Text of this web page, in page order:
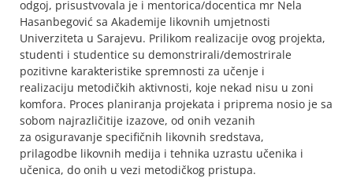
odgoj, prisustvovala je i mentorica/docentica mr Nela
Hasanbegović sa Akademije likovnih umjetnosti
Univerziteta u Sarajevu. Prilikom realizacije ovog projekta,
studenti i studentice su demonstrirali/demostrirale
pozitivne karakteristike spremnosti za učenje i
realizaciju metodičkih aktivnosti, koje nekad nisu u zoni
komfora. Proces planiranja projekata i priprema nosio je sa
sobom najrazličitije izazove, od onih vezanih
za osiguravanje specifičnih likovnih sredstava,
prilagodbe likovnih medija i tehnika uzrastu učenika i
učenica, do onih u vezi metodičkog pristupa.